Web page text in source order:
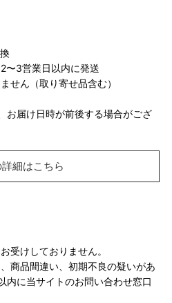
〜3営業日以内に発送
せん（取り寄せ品含む）
お届け日時が前後する場合がござ
細はこちら
受けしておりません。
商品間違い、初期不良の疑いがあ
内に当サイトのお問い合わせ窓口